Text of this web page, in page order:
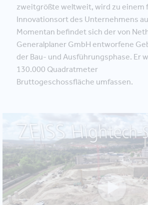
zweitgrößte weltweit, wird zu einem
Innovationsort des Unternehmens
Momentan befindet sich der von
Generalplaner GmbH entworfene
der Bau- und Ausführungsphase. Er
130.000 Quadratmeter
Bruttogeschossfläche umfassen.